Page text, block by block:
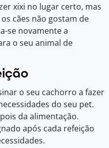
xixi no lugar certo, mas
cães não gostam de
se novamente a
o seu animal de
o seu cachorro a fazer
do seu pet.
da alimentação.
após cada refeição